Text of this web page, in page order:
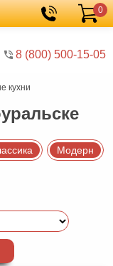
8 (800) 500-15-05
Корзина
0
кухни
Модерн